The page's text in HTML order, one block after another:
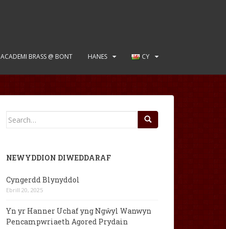
ACADEMI BRASS @ BONT HANES CY
Search
NEWYDDION DIWEDDARAF
Cyngerdd Blynyddol
Ebrill 20, 2025
Yn yr Hanner Uchaf yng Ngŵyl Wanwyn
Pencampwriaeth Agored Prydain